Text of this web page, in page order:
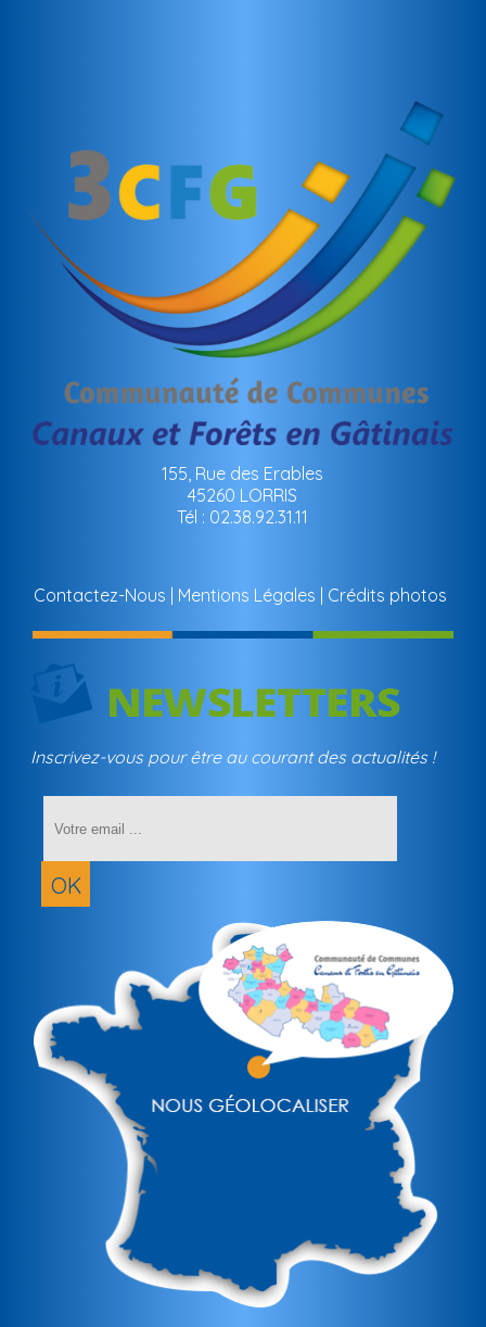
155, Rue des Erables
45260 LORRIS
Tél : 02.38.92.31.11
Contactez-Nous Mentions Légales Crédits photos
Inscrivez-vous pour être au courant des actualités !
OK